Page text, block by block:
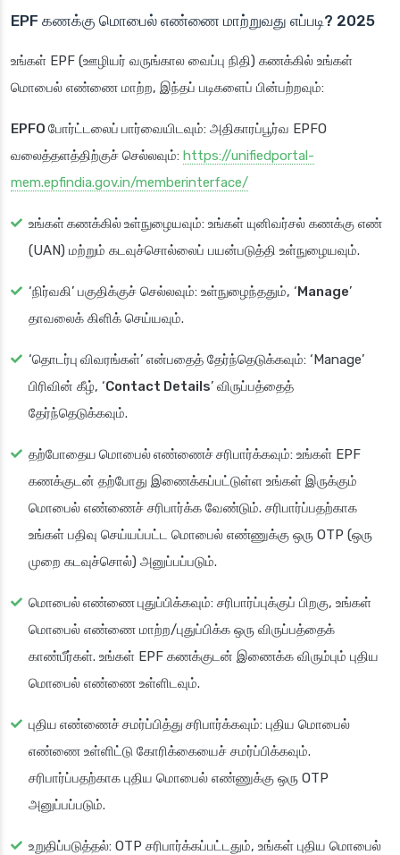
EPF கணக்கு மொபைல் எண்ணை மாற்றுவது எப்படி? 2025
உங்கள் EPF (ஊழியர் வருங்கால வைப்பு நிதி) கணக்கில் உங்கள்
மொபைல் எண்ணை மாற்ற, இந்தப் படிகளைப் பின்பற்றவும்:
EPFO போர்ட்டலைப் பார்வையிடவும்: அதிகாரப்பூர்வ EPFO
வலைத்தளத்திற்குச் செல்லவும்: https://unifiedportal-
mem.epfindia.gov.in/memberinterface/
உங்கள் கணக்கில் உள்நுழையவும்: உங்கள் யுனிவர்சல் கணக்கு எண்
(UAN) மற்றும் கடவுச்சொல்லைப் பயன்படுத்தி உள்நுழையவும்.
‘நிர்வகி’ பகுதிக்குச் செல்லவும்: உள்நுழைந்ததும், ‘Manage’
தாவலைக் கிளிக் செய்யவும்.
‘தொடர்பு விவரங்கள்’ என்பதைத் தேர்ந்தெடுக்கவும்: ‘Manage’
பிரிவின் கீழ், ‘Contact Details’ விருப்பத்தைத்
தேர்ந்தெடுக்கவும்.
தற்போதைய மொபைல் எண்ணைச் சரிபார்க்கவும்: உங்கள் EPF
கணக்குடன் தற்போது இணைக்கப்பட்டுள்ள உங்கள் இருக்கும்
மொபைல் எண்ணைச் சரிபார்க்க வேண்டும். சரிபார்ப்பதற்காக
உங்கள் பதிவு செய்யப்பட்ட மொபைல் எண்ணுக்கு ஒரு OTP (ஒரு
முறை கடவுச்சொல்) அனுப்பப்படும்.
மொபைல் எண்ணை புதுப்பிக்கவும்: சரிபார்ப்புக்குப் பிறகு, உங்கள்
மொபைல் எண்ணை மாற்ற/புதுப்பிக்க ஒரு விருப்பத்தைக்
காண்பீர்கள். உங்கள் EPF கணக்குடன் இணைக்க விரும்பும் புதிய
மொபைல் எண்ணை உள்ளிடவும்.
புதிய எண்ணைச் சமர்ப்பித்து சரிபார்க்கவும்: புதிய மொபைல்
எண்ணை உள்ளிட்டு கோரிக்கையைச் சமர்ப்பிக்கவும்.
சரிபார்ப்பதற்காக புதிய மொபைல் எண்ணுக்கு ஒரு OTP
அனுப்பப்படும்.
உறுதிப்படுத்தல்: OTP சரிபார்க்கப்பட்டதும், உங்கள் புதிய மொபைல்